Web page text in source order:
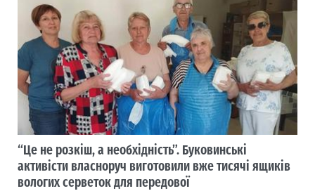
“Це не розкіш, а необхідність”. Буковинські
активісти власноруч виготовили вже тисячі ящиків
вологих серветок для передової